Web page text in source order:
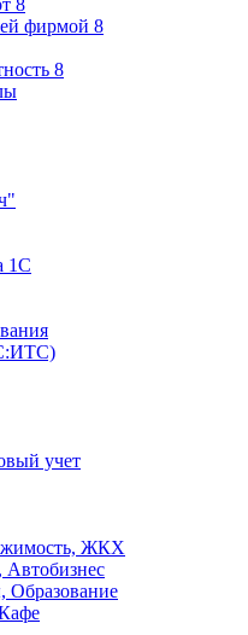
8
фирмой 8
8
1С
учет
ЖКХ
Автобизнес
Образование